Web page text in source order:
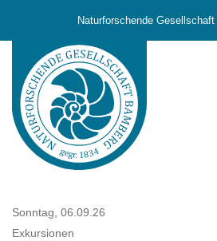
Naturforschende
Sonntag, 06.09.26
Exkursionen